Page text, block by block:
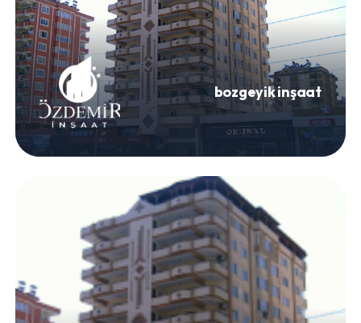
bozgeyik inşaat